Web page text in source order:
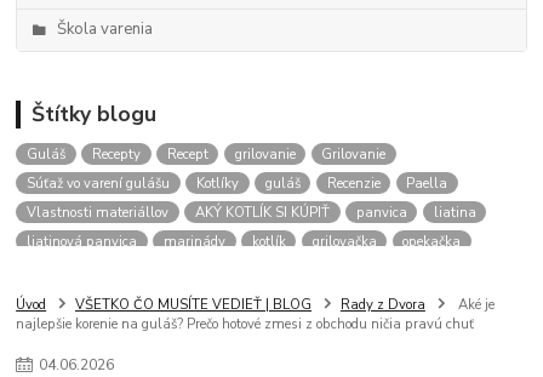
Škola varenia
Štítky blogu
Guláš Recepty Recept grilovanie
Grilovanie
Súťaž vo varení gulášu
Kotlíky guláš Recenzie
Paella
Vlastnosti materiállov
AKÝ KOTLÍK SI KÚPIŤ panvica
liatina
liatinová panvica
marinády kotlík grilovačka
opekačka
RADY
Úvod VŠETKO ČO MUSÍTE VEDIEŤ | BLOG Rady z Dvora
Aké je
najlepšie korenie na guláš? Prečo hotové zmesi z obchodu ničia pravú chuť
04.06.2026